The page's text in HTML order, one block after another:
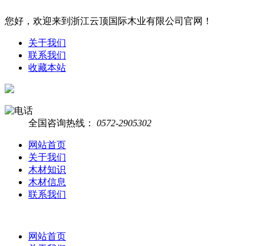
您好，欢迎来到浙江云顶国际木业有限公司官网！
关于我们
联系我们
收藏本站
全国咨询热线： 0572-2905302
网站首页
关于我们
木材知识
木材信息
联系我们
网站首页